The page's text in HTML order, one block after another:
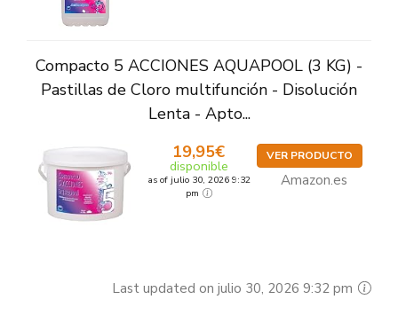
Compacto 5 ACCIONES AQUAPOOL (3 KG) -
Pastillas de Cloro multifunción - Disolución
Lenta - Apto...
19,95€
disponible
as of julio 30, 2026 9:32
pm
VER PRODUCTO
Amazon.es
Last updated on julio 30, 2026 9:32 pm